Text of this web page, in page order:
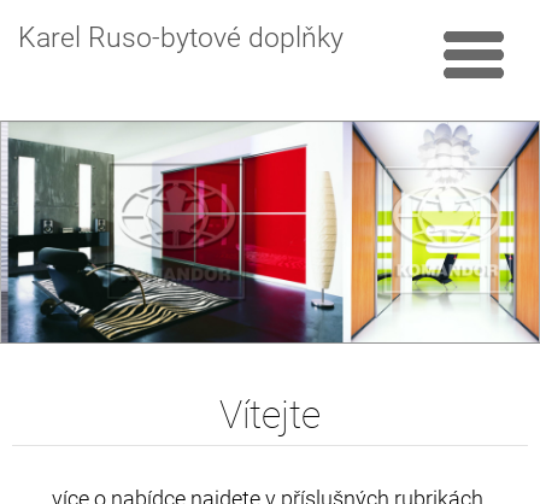
Karel Ruso-bytové doplňky
Vítejte